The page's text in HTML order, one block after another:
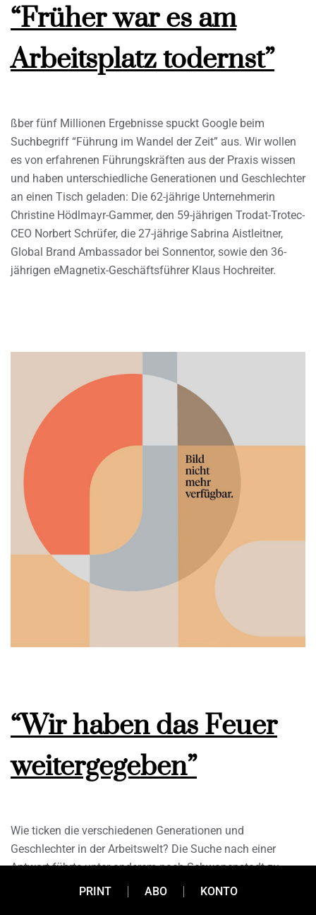
“Früher war es am
Arbeitsplatz todernst”
ßber fünf Millionen Ergebnisse spuckt Google beim
Suchbegriff “Führung im Wandel der Zeit” aus. Wir wollen
es von erfahrenen Führungskräften aus der Praxis wissen
und haben unterschiedliche Generationen und Geschlechter
an einen Tisch geladen: Die 62-jährige Unternehmerin
Christine Hödlmayr-Gammer, den 59-jährigen Trodat-Trotec-
CEO Norbert Schrüfer, die 27-jährige Sabrina Aistleitner,
Global Brand Ambassador bei Sonnentor, sowie den 36-
jährigen eMagnetix-Geschäftsführer Klaus Hochreiter.
“Wir haben das Feuer
weitergegeben”
Wie ticken die verschiedenen Generationen und
Geschlechter in der Arbeitswelt? Die Suche nach einer
Antwort führte unter anderem nach Schwanenstadt zu
Familie Hütthaler. Diese verarbeitet seit mittlerweile 120
PRINT ABO KONTO